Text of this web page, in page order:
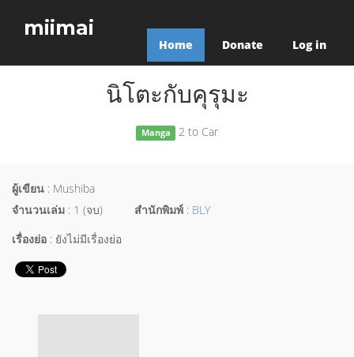
miimai
Home Donate Log in
นิโตะกับคุรุมะ
Manga 2 to Car
ผู้เขียน : Mushiba
จำนวนเล่ม : 1 (จบ) สำนักพิมพ์ : BLY
เรื่องย่อ : ยังไม่มีเรื่องย่อ